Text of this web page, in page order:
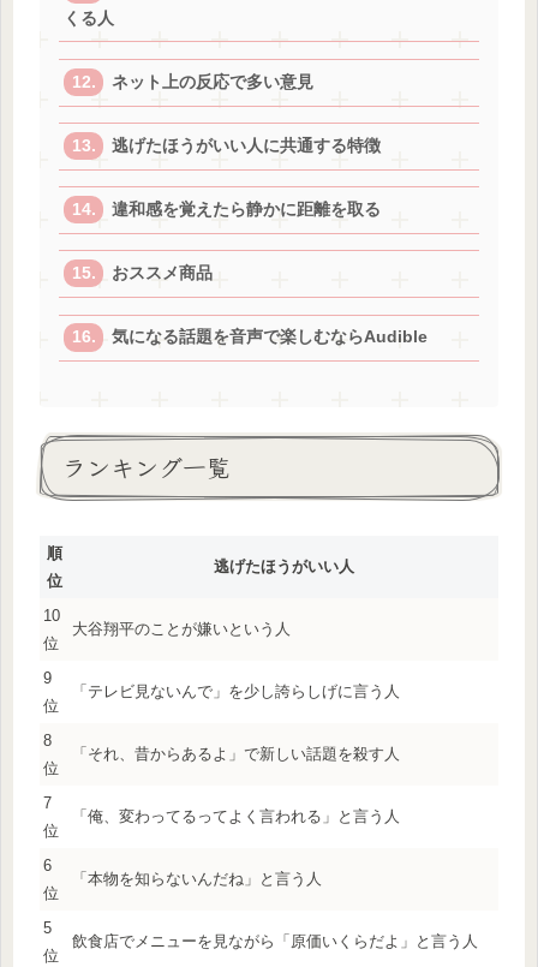
くる人
ネット上の反応で多い意見
逃げたほうがいい人に共通する特徴
違和感を覚えたら静かに距離を取る
おススメ商品
気になる話題を音声で楽しむならAudible
ランキング一覧
順
位
逃げたほうがいい人
10
位
大谷翔平のことが嫌いという人
9
位
「テレビ見ないんで」を少し誇らしげに言う人
8
位
「それ、昔からあるよ」で新しい話題を殺す人
7
位
「俺、変わってるってよく言われる」と言う人
6
位
「本物を知らないんだね」と言う人
5
位
飲食店でメニューを見ながら「原価いくらだよ」と言う人